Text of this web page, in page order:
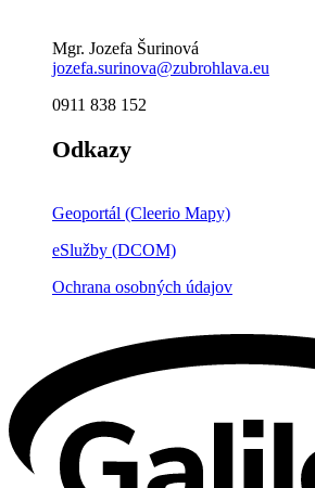
Mgr. Jozefa Šurinová
jozefa.surinova@zubrohlava.eu
0911 838 152
Odkazy
Geoportál (Cleerio Mapy)
eSlužby (DCOM)
Ochrana osobných údajov